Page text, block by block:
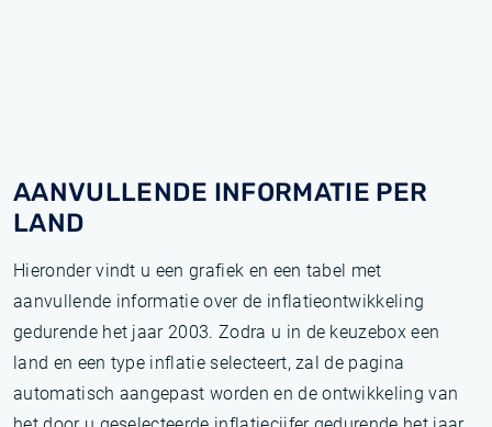
AANVULLENDE INFORMATIE PER
LAND
Hieronder vindt u een grafiek en een tabel met
aanvullende informatie over de inflatieontwikkeling
gedurende het jaar 2003. Zodra u in de keuzebox een
land en een type inflatie selecteert, zal de pagina
automatisch aangepast worden en de ontwikkeling van